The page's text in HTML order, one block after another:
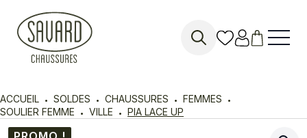
ACCUEIL SOLDES CHAUSSURES
FEMMES
SOULIER FEMME
VILLE PIA LACE UP